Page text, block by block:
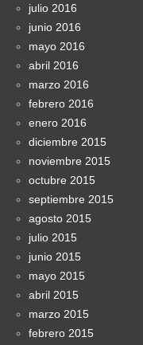
julio 2016
junio 2016
mayo 2016
abril 2016
marzo 2016
febrero 2016
enero 2016
diciembre 2015
noviembre 2015
octubre 2015
septiembre 2015
agosto 2015
julio 2015
junio 2015
mayo 2015
abril 2015
marzo 2015
febrero 2015